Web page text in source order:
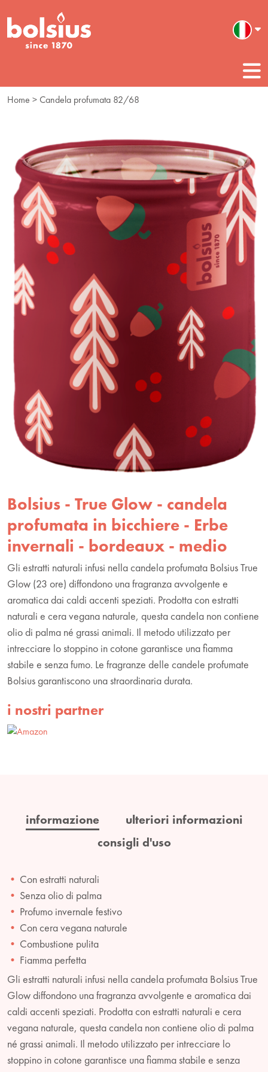
Home > Candela profumata 82/68
Bolsius - True Glow - candela
profumata in bicchiere - Erbe
invernali - bordeaux - medio
Gli estratti naturali infusi nella candela profumata Bolsius True
Glow (23 ore) diffondono una fragranza avvolgente e
aromatica dai caldi accenti speziati. Prodotta con estratti
naturali e cera vegana naturale, questa candela non contiene
olio di palma né grassi animali. Il metodo utilizzato per
intrecciare lo stoppino in cotone garantisce una fiamma
stabile e senza fumo. Le fragranze delle candele profumate
Bolsius garantiscono una straordinaria durata.
i nostri partner
informazione
ulteriori informazioni
consigli d'uso
Con estratti naturali
Senza olio di palma
Profumo invernale festivo
Con cera vegana naturale
Combustione pulita
Fiamma perfetta
Gli estratti naturali infusi nella candela profumata Bolsius True
Glow diffondono una fragranza avvolgente e aromatica dai
caldi accenti speziati. Prodotta con estratti naturali e cera
vegana naturale, questa candela non contiene olio di palma
né grassi animali. Il metodo utilizzato per intrecciare lo
stoppino in cotone garantisce una fiamma stabile e senza